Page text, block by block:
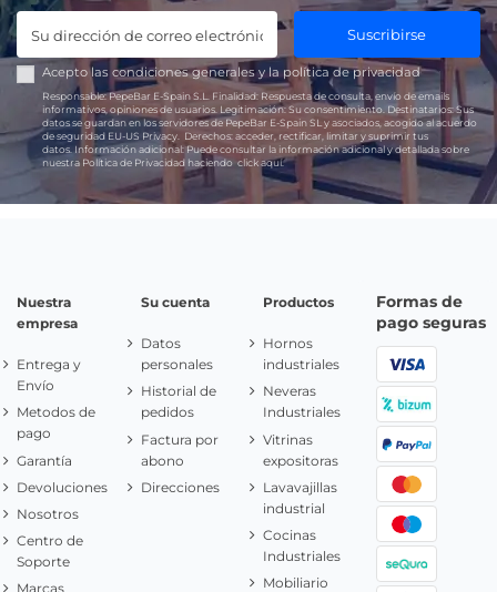
Suscribirse
Acepto las condiciones generales y lapolítica de privacidad
Responsable:PepeBar E-Spain S.L. Finalidad: Respuesta de consulta, envío de emails
informativos, opiniones de usuarios. Legitimación: Su consentimiento. Destinatarios:Sus
datos se guardan en los servidores de PepeBar E-Spain SL y asociados, acogido al acuerdo
de seguridad EU-US Privacy. Derechos: acceder, rectificar, limitar y suprimir tus
datos.Información adicional:Puede consultar la información adicional y detallada sobre
nuestra Política de Privacidad haciendoclick aquí.
Nuestra
empresa
Entrega y
Envío
Metodos de
pago
Garantía
Devoluciones
Nosotros
Centro de
Soporte
Marcas
Su cuenta
Datos
personales
Historial de
pedidos
Factura por
abono
Direcciones
Productos
Hornos
industriales
Neveras
Industriales
Vitrinas
expositoras
Lavavajillas
industrial
Cocinas
Industriales
Mobiliario
Formas de
pago seguras